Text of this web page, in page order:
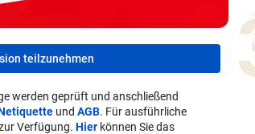
teilzunehmen
werden geprüft und anschließend
und AGB. Für ausführliche
Verfügung. Hier können Sie das